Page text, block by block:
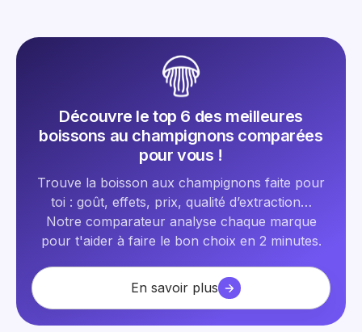
Découvre le top 6 des meilleures
boissons au champignons comparées
pour vous !
Trouve la boisson aux champignons faite pour
toi : goût, effets, prix, qualité d’extraction…
Notre comparateur analyse chaque marque
pour t'aider à faire le bon choix en 2 minutes.
En savoir plus